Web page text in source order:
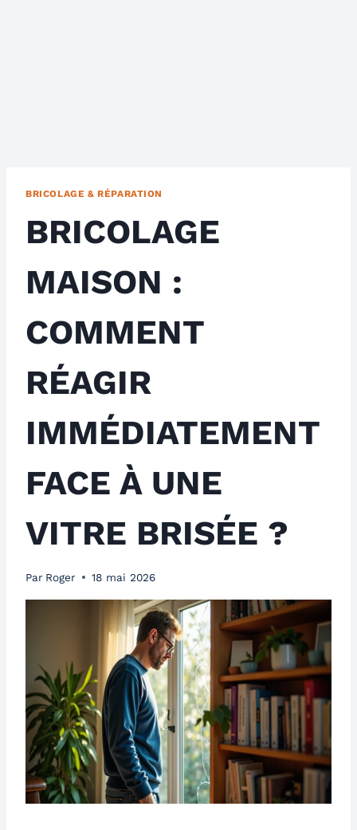
BRICOLAGE & RÉPARATION
BRICOLAGE
MAISON :
COMMENT
RÉAGIR
IMMÉDIATEMENT
FACE À UNE
VITRE BRISÉE ?
Par Roger 18 mai 2026